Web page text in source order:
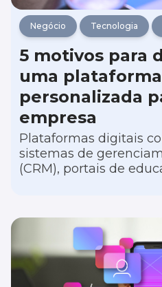
Negócio Tecnologia
5 motivos para
uma
personalizada
empresa
Plataformas digitais
sistemas de
(CRM), portais de
oferecendo vantagens
concorrência.